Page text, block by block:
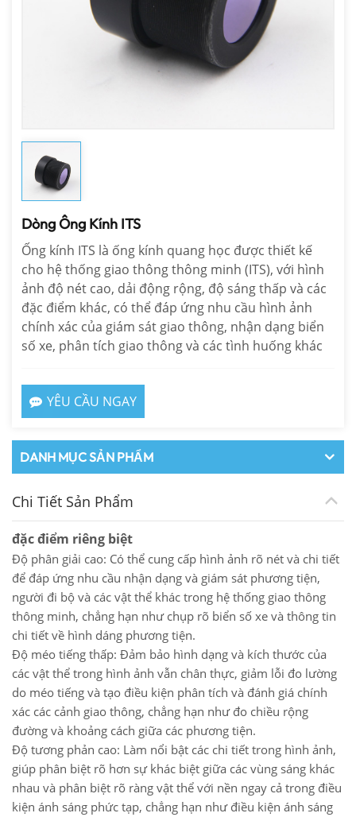
Dòng Ống Kính ITS
Ống kính ITS là ống kính quang học được thiết kế
cho hệ thống giao thông thông minh (ITS), với hình
ảnh độ nét cao, dải động rộng, độ sáng thấp và các
đặc điểm khác, có thể đáp ứng nhu cầu hình ảnh
chính xác của giám sát giao thông, nhận dạng biển
số xe, phân tích giao thông và các tình huống khác
YÊU CẦU NGAY
DANH MỤC SẢN PHẨM
Chi Tiết Sản Phẩm
đặc điểm riêng biệt
Độ phân giải cao: Có thể cung cấp hình ảnh rõ nét và chi tiết
để đáp ứng nhu cầu nhận dạng và giám sát phương tiện,
người đi bộ và các vật thể khác trong hệ thống giao thông
thông minh, chẳng hạn như chụp rõ biển số xe và thông tin
chi tiết về hình dáng phương tiện.
Độ méo tiếng thấp: Đảm bảo hình dạng và kích thước của
các vật thể trong hình ảnh vẫn chân thực, giảm lỗi đo lường
do méo tiếng và tạo điều kiện phân tích và đánh giá chính
xác các cảnh giao thông, chẳng hạn như đo chiều rộng
đường và khoảng cách giữa các phương tiện.
Độ tương phản cao: Làm nổi bật các chi tiết trong hình ảnh,
giúp phân biệt rõ hơn sự khác biệt giữa các vùng sáng khác
nhau và phân biệt rõ ràng vật thể với nền ngay cả trong điều
kiện ánh sáng phức tạp, chẳng hạn như điều kiện ánh sáng